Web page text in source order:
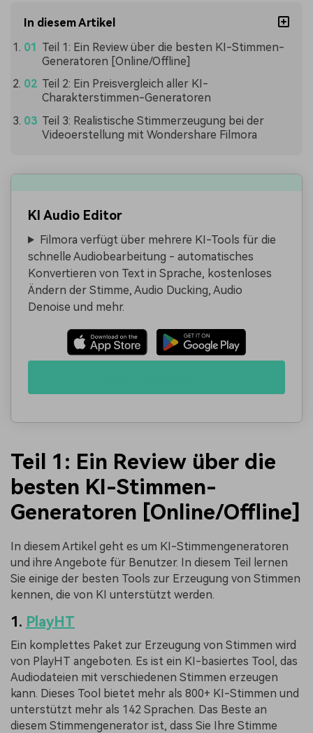
In diesem Artikel
Teil 1: Ein Review über die besten KI-Stimmen-
Generatoren [Online/Offline]
Teil 2: Ein Preisvergleich aller KI-
Charakterstimmen-Generatoren
Teil 3: Realistische Stimmerzeugung bei der
Videoerstellung mit Wondershare Filmora
KI Audio Editor
Filmora verfügt über mehrere KI-Tools für die
schnelle Audiobearbeitung - automatisches
Konvertieren von Text in Sprache, kostenloses
Ändern der Stimme, Audio Ducking, Audio
Denoise und mehr.
Teil 1: Ein Review über die
besten KI-Stimmen-
Generatoren [Online/Offline]
In diesem Artikel geht es um KI-Stimmengeneratoren
und ihre Angebote für Benutzer. In diesem Teil lernen
Sie einige der besten Tools zur Erzeugung von Stimmen
kennen, die von KI unterstützt werden.
1. PlayHT
Ein komplettes Paket zur Erzeugung von Stimmen wird
von PlayHT angeboten. Es ist ein KI-basiertes Tool, das
Audiodateien mit verschiedenen Stimmen erzeugen
kann. Dieses Tool bietet mehr als 800+ KI-Stimmen und
unterstützt mehr als 142 Sprachen. Das Beste an
diesem Stimmengenerator ist, dass Sie Ihre Stimme